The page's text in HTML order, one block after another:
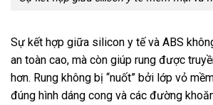
Sự kết hợp giữa silicon y tế và ABS
an toàn cao, mà còn giúp rung được
hơn. Rung không bị “nuốt” bởi lớp vỏ
đúng hình dáng cong và các đường